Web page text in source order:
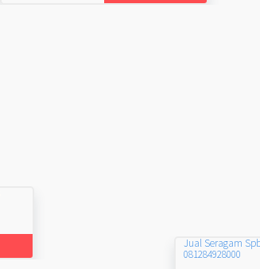
Jual Seragam
081284928000